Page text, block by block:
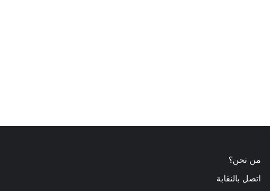
من نحن؟
اتصل بالنقابة